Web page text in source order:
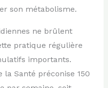
son métabolisme.
ne brûlent
pratique régulière
importants.
la Santé préconise 150